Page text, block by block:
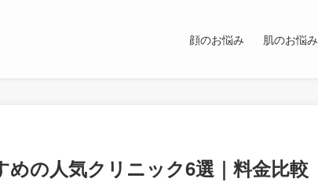
顔のお悩み 肌のお悩み
の人気クリニック6選｜料金比較